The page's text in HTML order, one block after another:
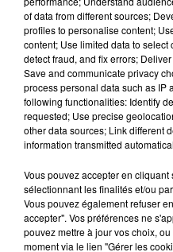
FILS D'ACTUS
15 juillet 2026
BÉTHUNE:
VOLONTAIRE EN
of data from different sources;
profiles to personalise content;
content; Use limited data to select
detect fraud, and fix errors;
Save and communicate privacy
process personal data such as IP
following functionalities: Identify
requested; Use precise
other data sources; Link different
information transmitted
Vous pouvez accepter en cliquant
sélectionnant les finalités et/ou
Vous pouvez également refuser
accepter". Vos préférences ne
pouvez mettre à jour vos choix,
moment via le lien "Gérer les